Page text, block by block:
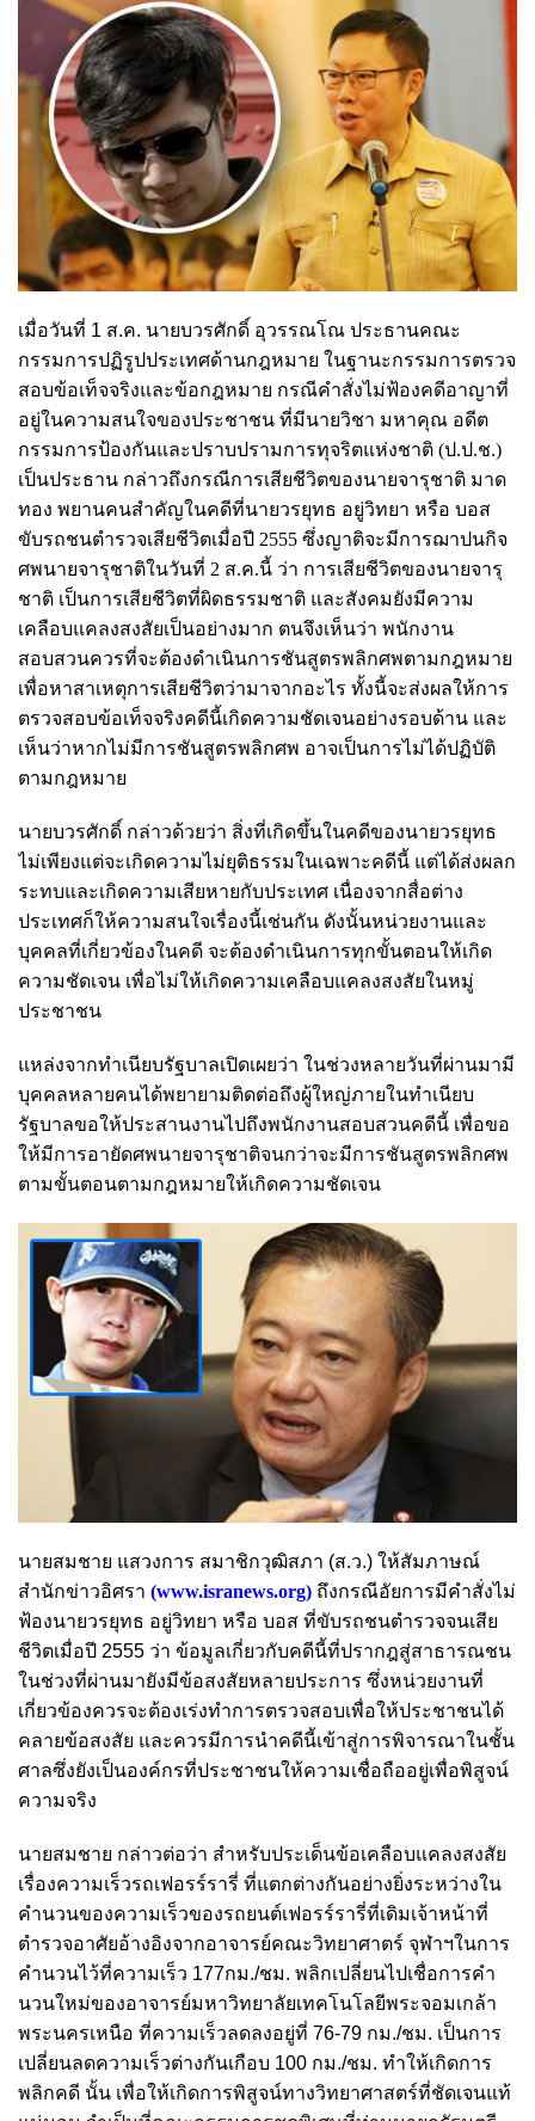
เมื่อวันที่ 1 ส.ค. นายบวรศักดิ์ อุวรรณโณ ประธานคณะ
กรรมการปฏิรูปประเทศด้านกฎหมาย ในฐานะกรรมการตรวจ
สอบข้อเท็จจริงและข้อกฎหมาย กรณีคำสั่งไม่ฟ้องคดีอาญาที่
อยู่ในความสนใจของประชาชน ที่มีนายวิชา มหาคุณ อดีต
กรรมการป้องกันและปราบปรามการทุจริตแห่งชาติ (ป.ป.ช.)
เป็นประธาน กล่าวถึงกรณีการเสียชีวิตของนายจารุชาติ มาด
ทอง พยานคนสำคัญในคดีที่นายวรยุทธ อยู่วิทยา หรือ บอส
ขับรถชนตำรวจเสียชีวิตเมื่อปี 2555 ซึ่งญาติจะมีการฌาปนกิจ
ศพนายจารุชาติในวันที่ 2 ส.ค.นี้ ว่า การเสียชีวิตของนายจารุ
ชาติ เป็นการเสียชีวิตที่ผิดธรรมชาติ และสังคมยังมีความ
เคลือบแคลงสงสัยเป็นอย่างมาก ตนจึงเห็นว่า พนักงาน
สอบสวนควรที่จะต้องดำเนินการชันสูตรพลิกศพตามกฎหมาย
เพื่อหาสาเหตุการเสียชีวิตว่ามาจากอะไร ทั้งนี้จะส่งผลให้การ
ตรวจสอบข้อเท็จจริงคดีนี้เกิดความชัดเจนอย่างรอบด้าน และ
เห็นว่าหากไม่มีการชันสูตรพลิกศพ อาจเป็นการไม่ได้ปฏิบัติ
ตามกฎหมาย
นายบวรศักดิ์ กล่าวด้วยว่า สิ่งที่เกิดขึ้นในคดีของนายวรยุทธ
ไม่เพียงแต่จะเกิดความไม่ยุติธรรมในเฉพาะคดีนี้ แต่ได้ส่งผลก
ระทบและเกิดความเสียหายกับประเทศ เนื่องจากสื่อต่าง
ประเทศก็ให้ความสนใจเรื่องนี้เช่นกัน ดังนั้นหน่วยงานและ
บุคคลที่เกี่ยวข้องในคดี จะต้องดำเนินการทุกขั้นตอนให้เกิด
ความชัดเจน เพื่อไม่ให้เกิดความเคลือบแคลงสงสัยในหมู่
ประชาชน
แหล่งจากทำเนียบรัฐบาลเปิดเผยว่า ในช่วงหลายวันที่ผ่านมามี
บุคคลหลายคนได้พยายามติดต่อถึงผู้ใหญ่ภายในทำเนียบ
รัฐบาลขอให้ประสานงานไปถึงพนักงานสอบสวนคดีนี้ เพื่อขอ
ให้มีการอายัดศพนายจารุชาติจนกว่าจะมีการชันสูตรพลิกศพ
ตามขั้นตอนตามกฎหมายให้เกิดความชัดเจน
นายสมชาย แสวงการ สมาชิกวุฒิสภา (ส.ว.) ให้สัมภาษณ์
สำนักข่าวอิศรา (www.isranews.org) ถึงกรณีอัยการมีคำสั่งไม่
ฟ้องนายวรยุทธ อยู่วิทยา หรือ บอส ที่ขับรถชนตำรวจจนเสีย
ชีวิตเมื่อปี 2555 ว่า ข้อมูลเกี่ยวกับคดีนี้ที่ปรากฎสู่สาธารณชน
ในช่วงที่ผ่านมายังมีข้อสงสัยหลายประการ ซึ่งหน่วยงานที่
เกี่ยวข้องควรจะต้องเร่งทำการตรวจสอบเพื่อให้ประชาชนได้
คลายข้อสงสัย และควรมีการนำคดีนี้เข้าสู่การพิจารณาในชั้น
ศาลซึ่งยังเป็นองค์กรที่ประชาชนให้ความเชื่อถืออยู่เพื่อพิสูจน์
ความจริง
นายสมชาย กล่าวต่อว่า สำหรับประเด็นข้อเคลือบแคลงสงสัย
เรื่องความเร็วรถเฟอรร์รารี่ ที่แตกต่างกันอย่างยิ่งระหว่างใน
คำนวนของความเร็วของรถยนต์เฟอรร์รารี่ที่เดิมเจ้าหน้าที่
ตำรวจอาศัยอ้างอิงจากอาจารย์คณะวิทยาศาตร์ จุฬาฯในการ
คำนวนไว้ที่ความเร็ว 177กม./ชม. พลิกเปลี่ยนไปเชื่อการคำ
นวนใหม่ของอาจารย์มหาวิทยาลัยเทคโนโลยีพระจอมเกล้า
พระนครเหนือ ที่ความเร็วลดลงอยู่ที่ 76-79 กม./ชม. เป็นการ
เปลี่ยนลดความเร็วต่างกันเกือบ 100 กม./ชม. ทำให้เกิดการ
พลิกคดี นั้น เพื่อให้เกิดการพิสูจน์ทางวิทยาศาสตร์ที่ชัดเจนแท้